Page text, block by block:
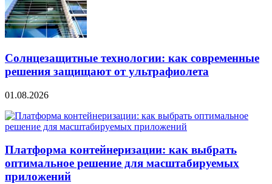
Солнцезащитные технологии: как современные
решения защищают от ультрафиолета
01.08.2026
Платформа контейнеризации: как выбрать
оптимальное решение для масштабируемых
приложений